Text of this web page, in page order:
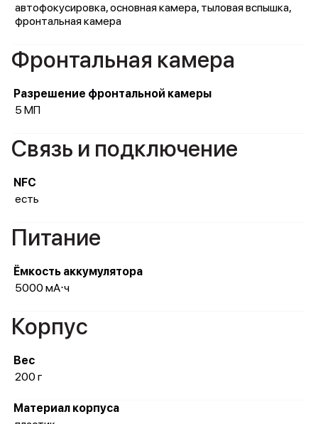
автофокусировка, основная камера, тыловая вспышка,
фронтальная камера
Фронтальная камера
Разрешение фронтальной камеры
5 МП
Связь и подключение
NFC
есть
Питание
Ёмкость аккумулятора
5000 мА⋅ч
Корпус
Вес
200 г
Материал корпуса